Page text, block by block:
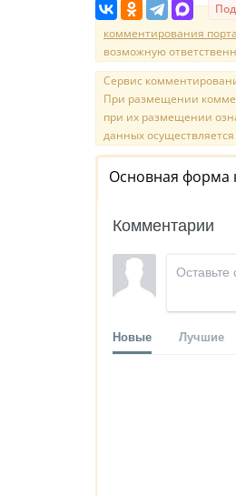
комментирования
возможную
Сервис
При размещении
при их размещении
данных
Основная форма
Комментарии
Новые Лучшие